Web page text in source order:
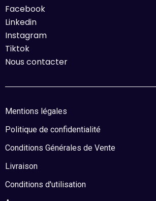
Facebook
Linkedin
Instagram
Tiktok
Nous contacter
Mentions légales
Politique de confidentialité
Conditions Générales de Vente
Livraison
Conditions d'utilisation